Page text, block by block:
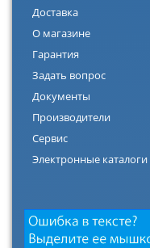
Доставка
О магазине
Гарантия
Задать вопрос
Документы
Производители
Сервис
Электронные каталоги